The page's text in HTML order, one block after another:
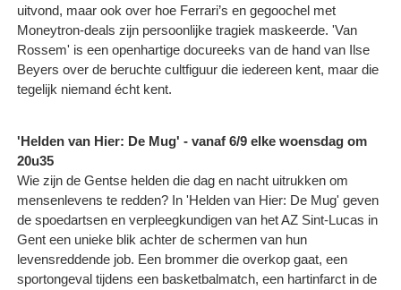
uitvond, maar ook over hoe Ferrari’s en gegoochel met
Moneytron-deals zijn persoonlijke tragiek maskeerde. 'Van
Rossem' is een openhartige docureeks van de hand van Ilse
Beyers over de beruchte cultfiguur die iedereen kent, maar die
tegelijk niemand écht kent.
'Helden van Hier: De Mug' - vanaf 6/9 elke woensdag om
20u35
Wie zijn de Gentse helden die dag en nacht uitrukken om
mensenlevens te redden? In 'Helden van Hier: De Mug' geven
de spoedartsen en verpleegkundigen van het AZ Sint-Lucas in
Gent een unieke blik achter de schermen van hun
levensreddende job. Een brommer die overkop gaat, een
sportongeval tijdens een basketbalmatch, een hartinfarct in de